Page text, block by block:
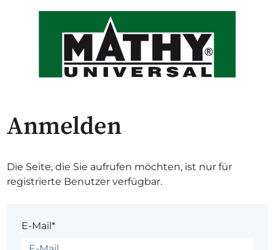
Anmelden
Die Seite, die Sie aufrufen möchten, ist nur für
registrierte Benutzer verfügbar.
E-Mail*